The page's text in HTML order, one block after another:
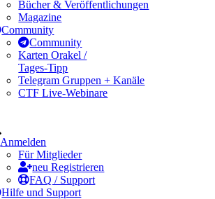
Bücher & Veröffentlichungen
Magazine
Community
Community
Karten Orakel /
Tages-Tipp
Telegram Gruppen + Kanäle
CTF Live-Webinare
Anmelden
Für Mitglieder
neu Registrieren
FAQ / Support
Hilfe und Support